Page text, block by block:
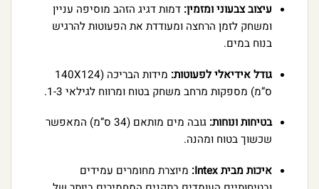
עיצוב צבעוני ומזמין: דמות דגיג הזהב מוסיפה עניין
ומשחק לזמן הרחצה ומעודדת את הפעוטות להרגיש
בנוח במים.
גודל אידיאלי לפעוטות:
מידות הבריכה (140X124
ס”מ) מספקות מרחב משחק בטוח ומרווח לגילאי 1-3.
בטיחות ונוחות:
גובה מים מותאם (34 ס”מ) המאפשר
שכשוך בטוח ומהנה.
איכות מבית Intex:
מיוצרת מחומרים עמידים